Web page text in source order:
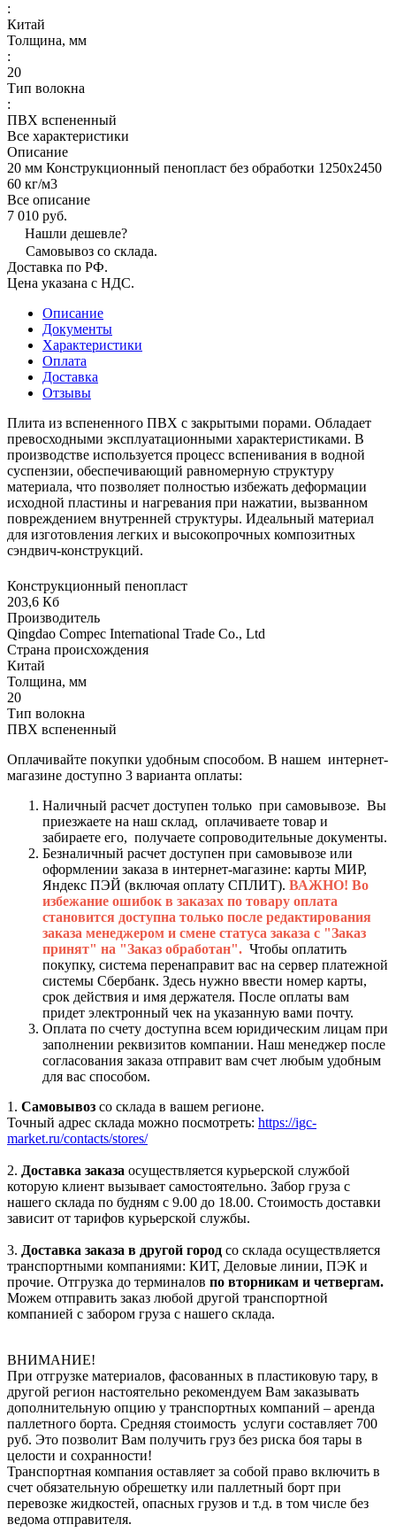
:
Китай
Толщина, мм
:
20
Тип волокна
:
ПВХ вспененный
Все характеристики
Описание
20 мм Конструкционный пенопласт без обработки 1250х2450
60 кг/м3
Все описание
7 010 руб.
Нашли дешевле?
Самовывоз со склада.
Доставка по РФ.
Цена указана с НДС.
Описание
Документы
Характеристики
Оплата
Доставка
Отзывы
Плита из вспененного ПВХ с закрытыми порами. Обладает
превосходными эксплуатационными характеристиками. В
производстве используется процесс вспенивания в водной
суспензии, обеспечивающий равномерную структуру
материала, что позволяет полностью избежать деформации
исходной пластины и нагревания при нажатии, вызванном
повреждением внутренней структуры. Идеальный материал
для изготовления легких и высокопрочных композитных
сэндвич-конструкций.
Конструкционный пенопласт
203,6 Кб
Производитель
Qingdao Compec International Trade Co., Ltd
Страна происхождения
Китай
Толщина, мм
20
Тип волокна
ПВХ вспененный
Оплачивайте покупки удобным способом. В нашем интернет-
магазине доступно 3 варианта оплаты:
Наличный расчет доступен только при самовывозе. Вы
приезжаете на наш склад, оплачиваете товар и
забираете его, получаете сопроводительные документы.
Безналичный расчет доступен при самовывозе или
оформлении заказа в интернет-магазине: карты МИР,
Яндекс ПЭЙ (включая оплату СПЛИТ). ВАЖНО! Во
избежание ошибок в заказах по товару оплата
становится доступна только после редактирования
заказа менеджером и смене статуса заказа с "Заказ
принят" на "Заказ обработан". Чтобы оплатить
покупку, система перенаправит вас на сервер платежной
системы Сбербанк. Здесь нужно ввести номер карты,
срок действия и имя держателя. После оплаты вам
придет электронный чек на указанную вами почту.
Оплата по счету доступна всем юридическим лицам при
заполнении реквизитов компании. Наш менеджер после
согласования заказа отправит вам счет любым удобным
для вас способом.
1. Самовывоз со склада в вашем регионе.
Точный адрес склада можно посмотреть: https://igc-
market.ru/contacts/stores/
2. Доставка заказа осуществляется курьерской службой
которую клиент вызывает самостоятельно. Забор груза с
нашего склада по будням с 9.00 до 18.00. Стоимость доставки
зависит от тарифов курьерской службы.
3. Доставка заказа в другой город со склада осуществляется
транспортными компаниями: КИТ, Деловые линии, ПЭК и
прочие. Отгрузка до терминалов по вторникам и четвергам.
Можем отправить заказ любой другой транспортной
компанией с забором груза с нашего склада.
ВНИМАНИЕ!
При отгрузке материалов, фасованных в пластиковую тару, в
другой регион настоятельно рекомендуем Вам заказывать
дополнительную опцию у транспортных компаний – аренда
паллетного борта. Средняя стоимость услуги составляет 700
руб. Это позволит Вам получить груз без риска боя тары в
целости и сохранности!
Транспортная компания оставляет за собой право включить в
счет обязательную обрешетку или паллетный борт при
перевозке жидкостей, опасных грузов и т.д. в том числе без
ведома отправителя.